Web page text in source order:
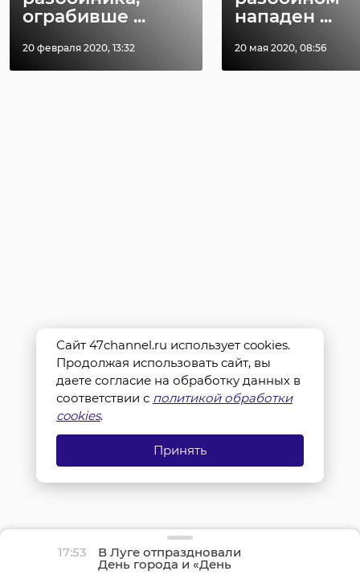
ограбивше ...
20 февраля 2020, 13:32
нападен ...
20 мая 2020, 08:56
17:53 В Луге отпраздновали
День города и «День
Сайт 47channel.ru использует cookies.
Продолжая использовать сайт, вы
даете согласие на обработку данных в
соответствии с политикой обработки
cookies.
Принять